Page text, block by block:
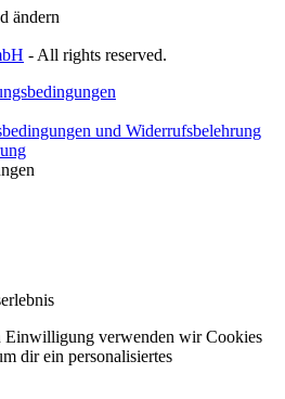
ändern
- All rights reserved.
und Widerrufsbelehrung
verwenden wir Cookies
dir ein personalisiertes